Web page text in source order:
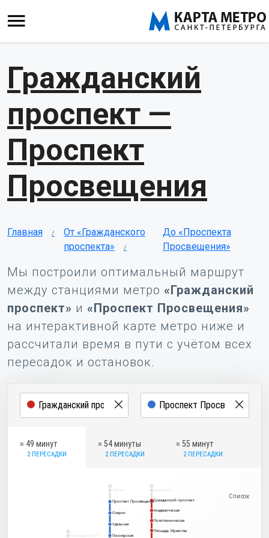
Гражданский
проспект —
Проспект
Просвещения
Главная
От «Гражданского
проспекта»
До «Проспекта
Просвещения»
Мы построили оптимальный маршрут
между станциями метро «Гражданский
проспект» и «Проспект Просвещения»
на интерактивной карте метро ниже и
рассчитали время в пути с учётом всех
пересадок и остановок.
≈ 49 минут
2 ПЕРЕСАДКИ
≈ 54 минуты
2 ПЕРЕСАДКИ
≈ 55 минут
2 ПЕРЕСАДКИ
2 1
Комендантский Пионерская
Удельная
Озерки
Проспект Просвещения
Площадь Мужества
Политехническая
Академическая
Гражданский проспект
Девяткино
Пионерская
Удельная
Озерки
Проспект Просвещения
Площадь Мужества
Политехническая
Академическая
Гражданский проспект